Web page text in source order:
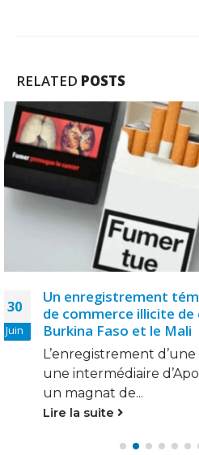
RELATED POSTS
Kenya : un
gouvernement pour
réglementations des
British American
vendre ses machines
Lire la suite